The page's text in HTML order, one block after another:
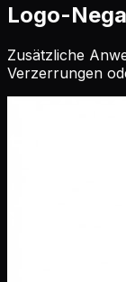
Logo-
Zusätzliche
Verzerrungen